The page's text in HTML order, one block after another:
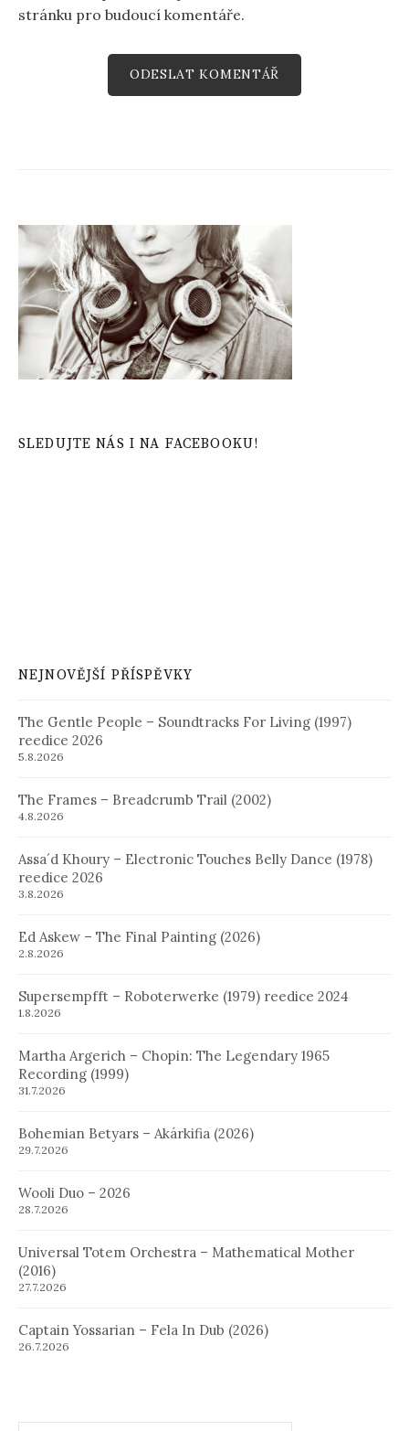
stránku pro budoucí komentáře.
SLEDUJTE NÁS I NA FACEBOOKU!
NEJNOVĚJŠÍ PŘÍSPĚVKY
The Gentle People – Soundtracks For Living (1997)
reedice 2026
5.8.2026
The Frames – Breadcrumb Trail (2002)
4.8.2026
Assa´d Khoury – Electronic Touches Belly Dance (1978)
reedice 2026
3.8.2026
Ed Askew – The Final Painting (2026)
2.8.2026
Supersempfft – Roboterwerke (1979) reedice 2024
1.8.2026
Martha Argerich – Chopin: The Legendary 1965
Recording (1999)
31.7.2026
Bohemian Betyars – Akárkifia (2026)
29.7.2026
Wooli Duo – 2026
28.7.2026
Universal Totem Orchestra – Mathematical Mother
(2016)
27.7.2026
Captain Yossarian – Fela In Dub (2026)
26.7.2026